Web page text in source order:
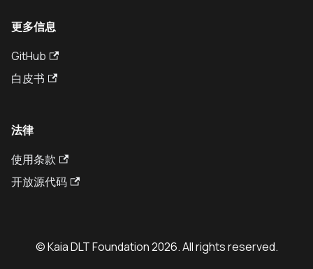
更多信息
GitHub
白皮书
法律
使用条款
开放源代码
© Kaia DLT Foundation 2026. All rights reserved.